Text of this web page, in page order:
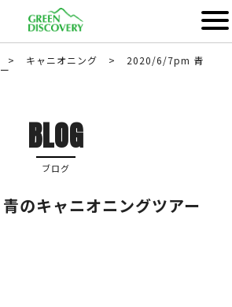
> キャニオニング > 2020/6/7pm 青
BLOG
ブログ
のキャニオニングツアー